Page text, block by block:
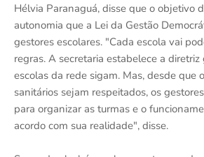
Hélvia Paranaguá, disse que o objetivo
autonomia que a Lei da Gestão
gestores escolares. "Cada escola vai
regras. A secretaria estabelece a
escolas da rede sigam. Mas, desde que
sanitários sejam respeitados, os
para organizar as turmas e o
acordo com sua realidade", disse.